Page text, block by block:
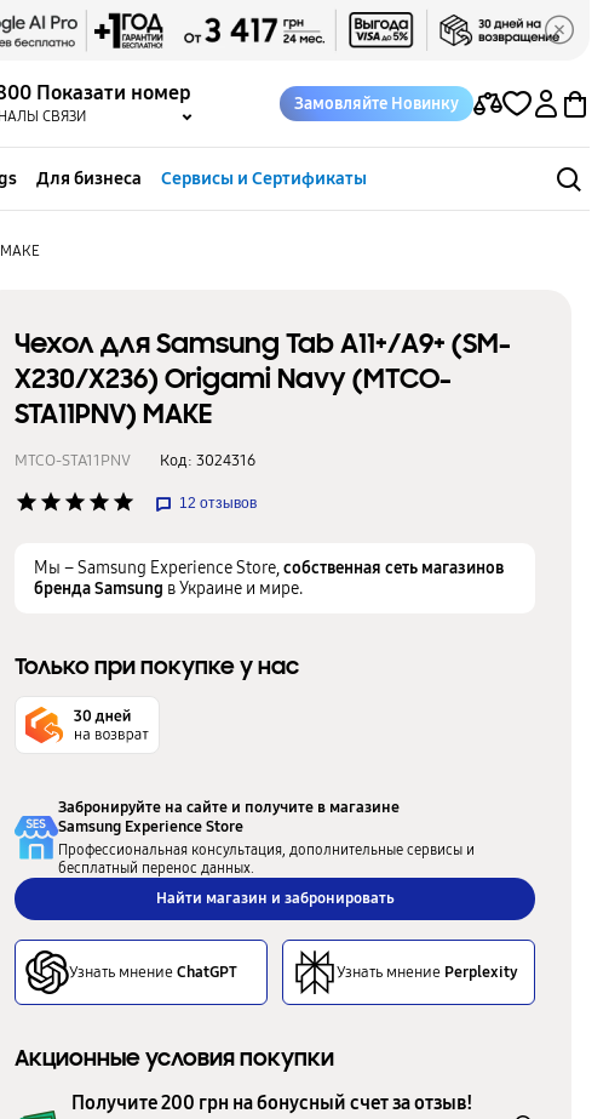
Показати номер
СВЯЗИ
Замовляйте Новинку
Для бизнеса Сервисы и Сертификаты
МАКЕ
Чехол для Samsung Tab A11+/A9+ (SM-
X230/X236) Origami Navy (MTCO-
STA11PNV) МАКЕ
MTCO-STA11PNV Код: 3024316
star star star star star 12 отзывов
Мы – Samsung Experience Store,собственная сеть магазинов
бренда Samsung в Украине и мире.
Только при покупке у нас
Забронируйте на сайте и получите в магазине
Samsung Experience Store
Профессиональная консультация, дополнительные сервисы и
бесплатный перенос данных.
Найти магазин и забронировать
Узнать мнениеChatGPT Узнать мнение Perplexity
Акционные условия покупки
Получите 200 грн на бонусный счет за отзыв!